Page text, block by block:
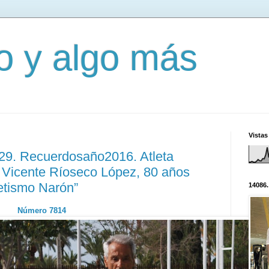
y algo más
Recuerdosaño2016. Atleta
Ríoseco López, 80 años
Narón”
Número 7814